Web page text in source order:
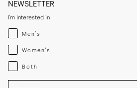
NEWSLETTER
I'm interested in
Menswear
Men's
Womenswear
Women's
Both
Both
Enter your email adress